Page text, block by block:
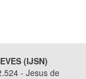
(IJSN)
- Jesus de